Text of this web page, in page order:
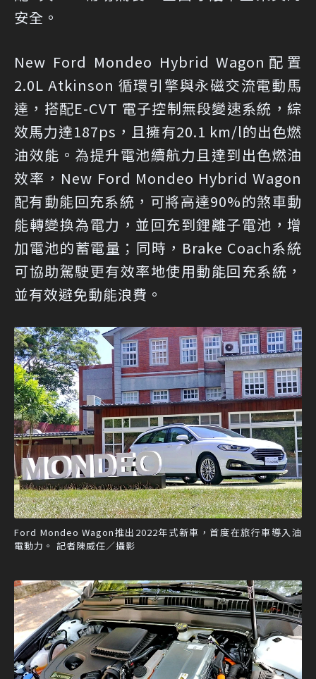
安全。
New Ford Mondeo Hybrid Wagon配置
2.0L Atkinson 循環引擎與永磁交流電動馬
達，搭配E-CVT 電子控制無段變速系統，綜
效馬力達187ps，且擁有20.1 km/l的出色燃
油效能。為提升電池續航力且達到出色燃油
效率，New Ford Mondeo Hybrid Wagon
配有動能回充系統，可將高達90%的煞車動
能轉變換為電力，並回充到鋰離子電池，增
加電池的蓄電量；同時，Brake Coach系統
可協助駕駛更有效率地使用動能回充系統，
並有效避免動能浪費。
Ford Mondeo Wagon推出2022年式新車，首度在旅行車導入油
電動力。 記者陳威任／攝影